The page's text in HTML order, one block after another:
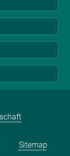
Sitemap